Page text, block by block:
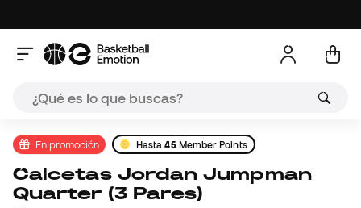
En promoción Hasta45Member Points
Calcetas Jordan Jumpman
Quarter (3 Pares)